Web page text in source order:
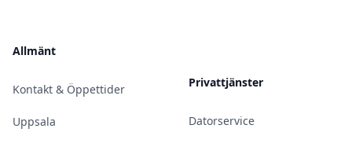
Allmänt
Kontakt & Öppettider
Uppsala
Privattjänster
Datorservice